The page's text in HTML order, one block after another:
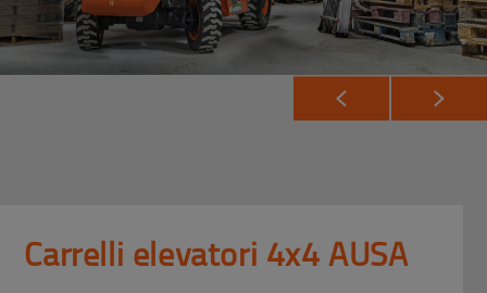
Carrelli elevatori 4x4 AUSA